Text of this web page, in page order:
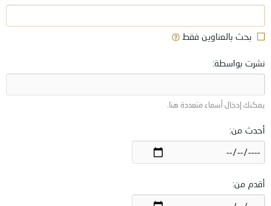
بحث بالعناوين فقط
نشرت بواسطة
يمكنك إدخال أسماء متعددة هنا.
أحدث من
أقدم من